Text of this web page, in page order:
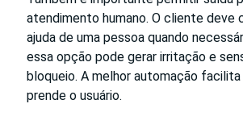
atendimento humano. O cliente deve
ajuda de uma pessoa quando
essa opção pode gerar irritação e
bloqueio. A melhor automação facilita
prende o usuário.